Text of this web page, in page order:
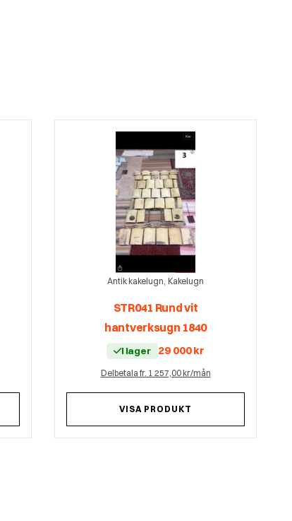
Antik kakelugn, Kakelugn
STR041 Rund vit
hantverksugn 1840
I lager 29 000kr
Delbetala fr. 1 257,00 kr/mån
VISA PRODUKT